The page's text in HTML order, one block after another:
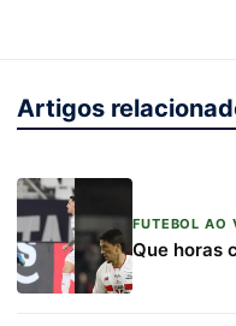
Artigos
FUTEBOL AO
Que horas